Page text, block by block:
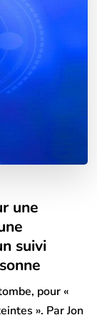
une
suivi
pour «
». Par Jon